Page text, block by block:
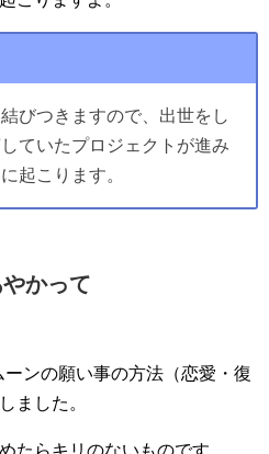
びつきますので、出世をし
ていたプロジェクトが進み
起こります。
かって
ーンの願い事の方法（恋愛・復
ました。
たらキリのないものです。